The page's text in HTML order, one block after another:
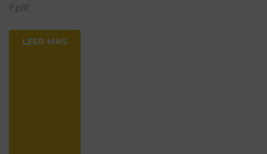
P.pdf
LEER MAS